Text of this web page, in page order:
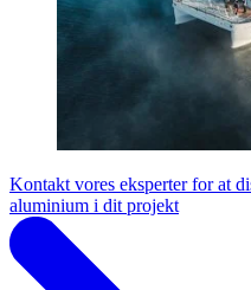
Kontakt vores eksperter for at
aluminium i dit projekt